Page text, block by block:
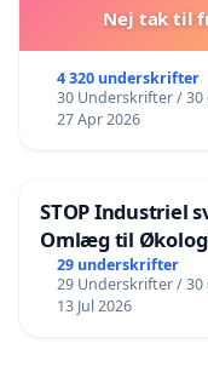
Nej tak til
4 320 underskrifter
30 Underskrifter / 30
27 Apr 2026
STOP Industriel
Omlæg til
29 underskrifter
29 Underskrifter / 30
13 Jul 2026